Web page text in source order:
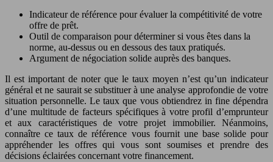
Indicateur de référence pour évaluer la compétitivité de votre
offre de prêt.
Outil de comparaison pour déterminer si vous êtes dans la
norme, au-dessus ou en dessous des taux pratiqués.
Argument de négociation solide auprès des banques.
Il est important de noter que le taux moyen n’est qu’un indicateur
général et ne saurait se substituer à une analyse approfondie de votre
situation personnelle. Le taux que vous obtiendrez in fine dépendra
d’une multitude de facteurs spécifiques à votre profil d’emprunteur
et aux caractéristiques de votre projet immobilier. Néanmoins,
connaître ce taux de référence vous fournit une base solide pour
appréhender les offres qui vous sont soumises et prendre des
décisions éclairées concernant votre financement.